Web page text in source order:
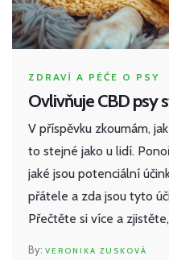
ZDRAVÍ A PÉČE O PSY
Ovlivňuje CBD psy
V příspěvku zkoumám,
to stejné jako u lidí.
jaké jsou potenciální
přátele a zda jsou tyto
Přečtěte si více a
VERONIKA ZUSKOVÁ